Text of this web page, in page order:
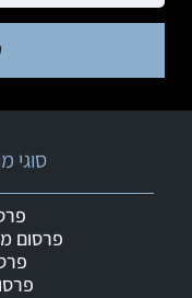
סוגי
פרסום